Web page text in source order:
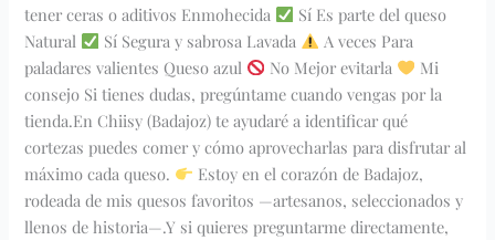
tener ceras o aditivos Enmohecida
Sí Es parte del queso
Natural
Sí Segura y sabrosa Lavada
A veces Para
paladares valientes Queso azul
No Mejor evitarla
Mi
consejo Si tienes dudas, pregúntame cuando vengas por la
tienda.En Chiisy (Badajoz) te ayudaré a identificar qué
cortezas puedes comer y cómo aprovecharlas para disfrutar al
máximo cada queso.
Estoy en el corazón de Badajoz,
rodeada de mis quesos favoritos —artesanos, seleccionados y
llenos de historia—.Y si quieres preguntarme directamente,